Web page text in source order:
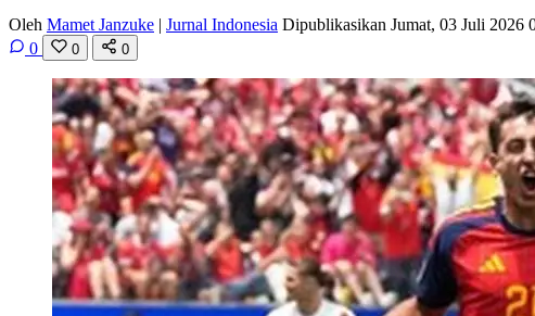
Oleh Mamet Janzuke | Jurnal Indonesia Dipublikasikan Jumat, 03 Juli 2026
0
0 0